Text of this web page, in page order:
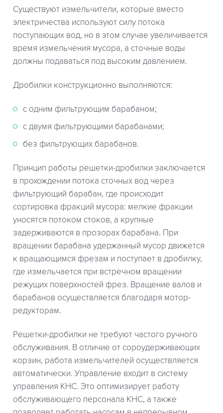
Существуют измельчители, которые вместо
электричества используют силу потока
поступающих вод, но в этом случае увеличивается
время измельчения мусора, а сточные воды
должны подаваться под высоким давлением.
Дробилки конструкционно выполняются:
с одним фильтрующим барабаном;
с двумя фильтрующими барабанами;
без фильтрующих барабанов.
Принцип работы решетки-дробилки заключается
в прохождении потока сточных вод через
фильтрующий барабан, где происходит
сортировка фракций мусора: мелкие фракции
уносятся потоком стоков, а крупные
задерживаются в прозорах барабана. При
вращении барабана удержанный мусор движется
к вращающимся фрезам и поступает в дробилку,
где измельчается при встречном вращении
режущих поверхностей фрез. Вращение валов и
барабанов осуществляется благодаря мотор-
редукторам.
Решетки-дробилки не требуют частого ручного
обслуживания. В отличие от сороудерживающих
корзин, работа измельчителей осуществляется
автоматически. Управление входит в систему
управления КНС. Это оптимизирует работу
обслуживающего персонала КНС, а также